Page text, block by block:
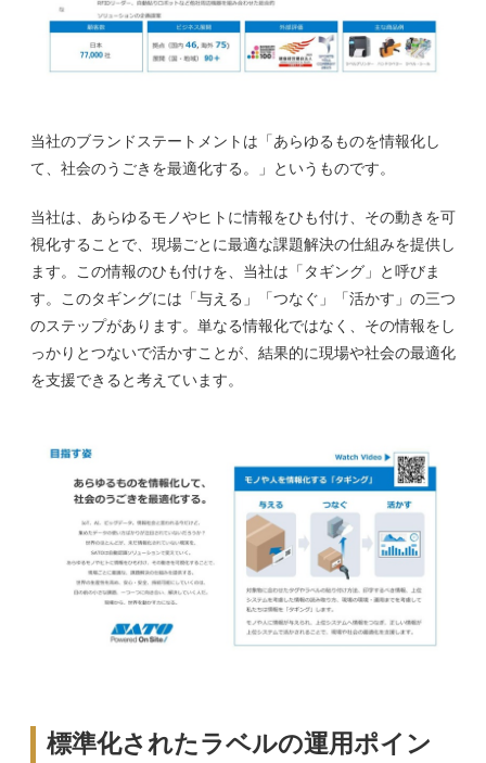
当社のブランドステートメントは「あらゆるものを情報化し
て、社会のうごきを最適化する。」というものです。
当社は、あらゆるモノやヒトに情報をひも付け、その動きを可
視化することで、現場ごとに最適な課題解決の仕組みを提供し
ます。この情報のひも付けを、当社は「タギング」と呼びま
す。このタギングには「与える」「つなぐ」「活かす」の三つ
のステップがあります。単なる情報化ではなく、その情報をし
っかりとつないで活かすことが、結果的に現場や社会の最適化
を支援できると考えています。
標準化されたラベルの運用ポイン